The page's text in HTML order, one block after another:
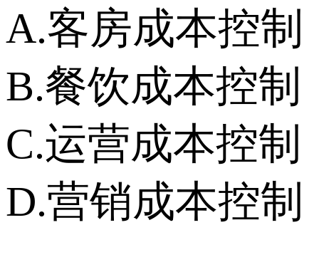
A.客房成本控制
B.餐饮成本控制
C.运营成本控制
D.营销成本控制